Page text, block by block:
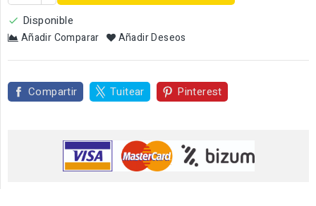
 Disponible
Añadir Comparar Añadir Deseos
Compartir Tuitear Pinterest